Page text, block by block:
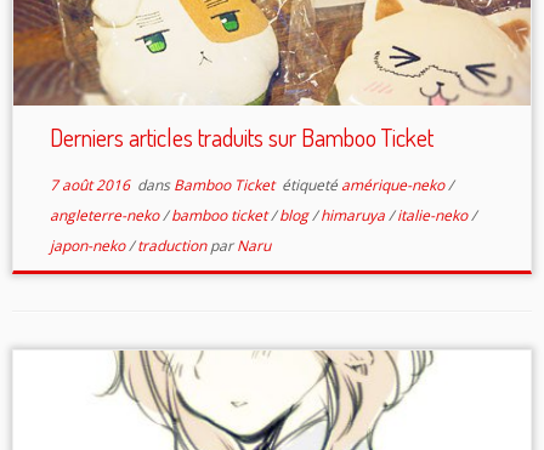
Derniers articles traduits sur Bamboo Ticket
7 août 2016dansBamboo Ticket étiqueté amérique-neko/
angleterre-neko/bamboo ticket/blog/himaruya/italie-neko/
japon-neko/traductionparNaru